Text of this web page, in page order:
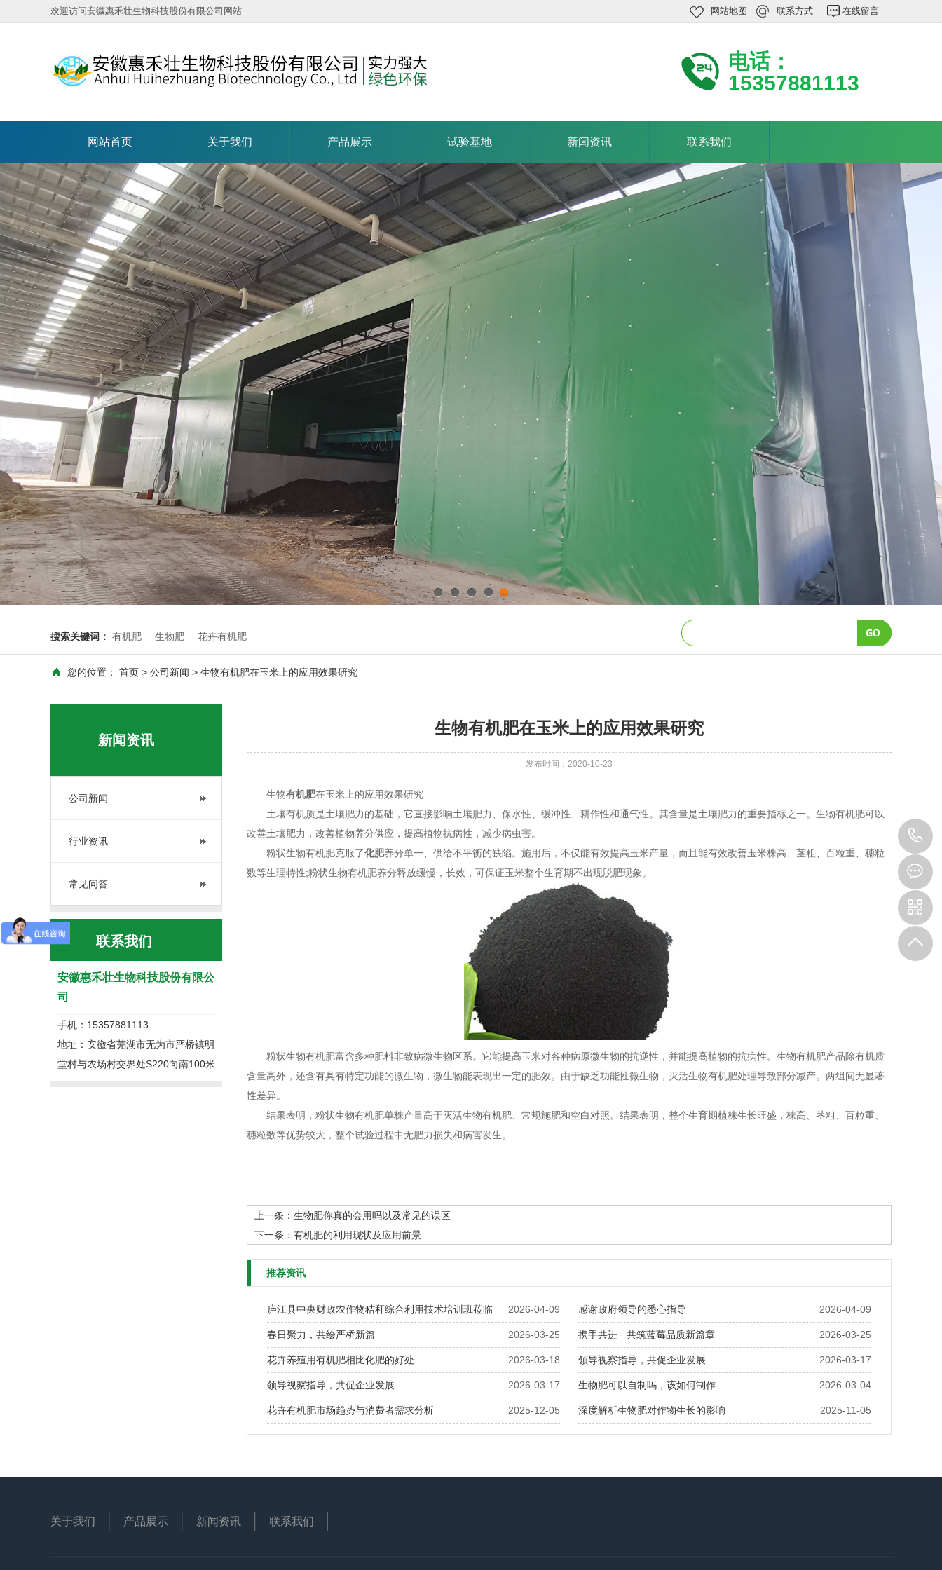
欢迎访问安徽惠禾壮生物科技股份有限公司网站 网站地图 联系方式 在线留言
电话：
15357881113
网站首页 关于我们 产品展示 试验基地 新闻资讯 联系我们
1 2 4 5
搜索关键词： 有机肥 生物肥 花卉有机肥
您的位置： 首页 > 公司新闻 > 生物有机肥在玉米上的应用效果研究
新闻资讯
公司新闻
行业资讯
常见问答
联系我们
安徽惠禾壮生物科技股份有限公
司
手机：15357881113
地址：安徽省芜湖市无为市严桥镇明
堂村与农场村交界处S220向南100米
生物有机肥在玉米上的应用效果研究
发布时间：2020-10-23
生物有机肥在玉米上的应用效果研究
土壤有机质是土壤肥力的基础，它直接影响土壤肥力、保水性、缓冲性、耕作性和通气性。其含量是土壤肥力的重要指标之一。生物有机肥可以
改善土壤肥力，改善植物养分供应，提高植物抗病性，减少病虫害。
粉状生物有机肥克服了化肥养分单一、供给不平衡的缺陷。施用后，不仅能有效提高玉米产量，而且能有效改善玉米株高、茎粗、百粒重、穗粒
数等生理特性;粉状生物有机肥养分释放缓慢，长效，可保证玉米整个生育期不出现脱肥现象。
粉状生物有机肥富含多种肥料非致病微生物区系。它能提高玉米对各种病原微生物的抗逆性，并能提高植物的抗病性。生物有机肥产品除有机质
含量高外，还含有具有特定功能的微生物，微生物能表现出一定的肥效。由于缺乏功能性微生物，灭活生物有机肥处理导致部分减产。两组间无显著
性差异。
结果表明，粉状生物有机肥单株产量高于灭活生物有机肥、常规施肥和空白对照。结果表明，整个生育期植株生长旺盛，株高、茎粗、百粒重、
穗粒数等优势较大，整个试验过程中无肥力损失和病害发生。
上一条： 生物肥你真的会用吗以及常见的误区
下一条： 有机肥的利用现状及应用前景
推荐资讯
2026-04-09
庐江县中央财政农作物秸秆综合利用技术培训班莅临 2026-04-09
感谢政府领导的悉心指导
2026-03-25
春日聚力，共绘严桥新篇 2026-03-25
携手共进 · 共筑蓝莓品质新篇章
2026-03-18
花卉养殖用有机肥相比化肥的好处 2026-03-17
领导视察指导，共促企业发展
2026-03-17
领导视察指导，共促企业发展 2026-03-04
生物肥可以自制吗，该如何制作
2025-12-05
花卉有机肥市场趋势与消费者需求分析 2025-11-05
深度解析生物肥对作物生长的影响
关于我们 产品展示 新闻资讯 联系我们